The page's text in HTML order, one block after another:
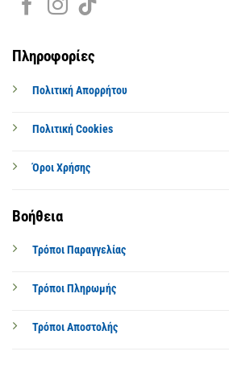
Πληροφορίες
Πολιτική Απορρήτου
Πολιτική Cookies
Όροι Χρήσης
Βοήθεια
Τρόποι Παραγγελίας
Τρόποι Πληρωμής
Τρόποι Αποστολής